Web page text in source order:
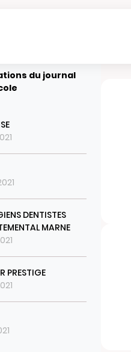
du journal
DENTISTES
MARNE
PRESTIGE